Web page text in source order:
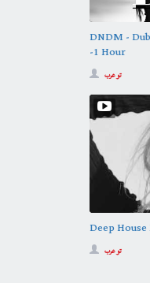
DNDM -
-1 Hour
تو عرب
Deep
تو عرب